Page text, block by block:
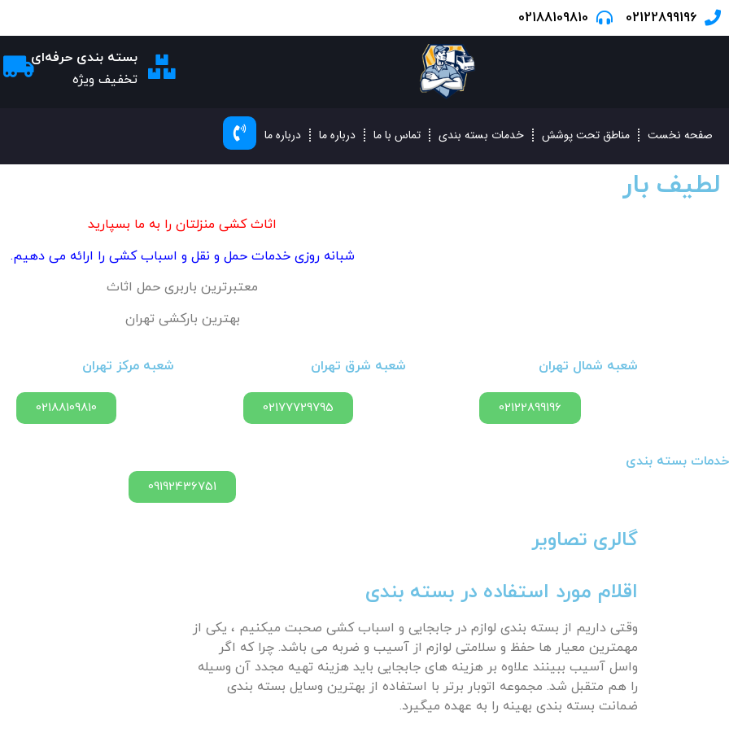
02122899196
02188109810
بسته بندی حرفه‌ای
تخفیف ویژه
صفحه نخست مناطق تحت پوشش خدمات بسته بندی تماس با ما درباره ما درباره ما
لطیف بار
اثاث کشی منزلتان را به ما بسپارید
شبانه روزی خدمات حمل و نقل و اسباب کشی را ارائه می دهیم.
معتبرترین باربری حمل اثاث
بهترین بارکشی تهران
شعبه شمال تهران
02122899196
شعبه شرق تهران
02177729795
شعبه مرکز تهران
02188109810
خدمات بسته بندی
09192436751
گالری تصاویر
اقلام مورد استفاده در بسته بندی
وقتی داریم از بسته بندی لوازم در جابجایی و اسباب کشی صحبت میکنیم ، یکی از
مهمترین معیار ها حفظ و سلامتی لوازم از آسیب و ضربه می باشد. چرا که اگر
واسل آسیب ببینند علاوه بر هزینه های جابجایی باید هزینه تهیه مجدد آن وسیله
را هم متقبل شد. مجموعه اتوبار برتر با استفاده از بهترین وسایل بسته بندی
ضمانت بسته بندی بهینه را به عهده میگیرد.